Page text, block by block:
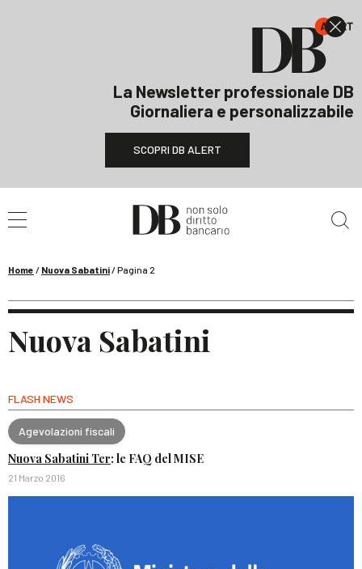
La Newsletter professionale DB
Giornaliera e personalizzabile
SCOPRI DB ALERT
Home / Nuova Sabatini/Pagina 2
Nuova Sabatini
FLASH NEWS
Agevolazioni fiscali
Nuova Sabatini Ter: le FAQ del MISE
21 Marzo 2016